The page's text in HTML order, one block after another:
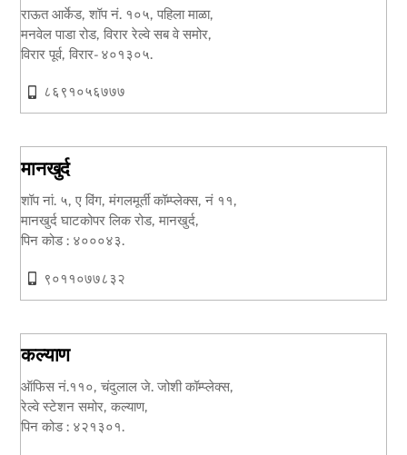
राऊत आर्केड, शॉप नं. १०५, पहिला माळा,
मनवेल पाडा रोड, विरार रेल्वे सब वे समोर,
विरार पूर्व, विरार- ४०१३०५.
८६९१०५६७७७
मानखुर्द
शॉप नां. ५, ए विंग, मंगलमूर्ती कॉम्प्लेक्स, नं ११,
मानखुर्द घाटकोपर लिक रोड, मानखुर्द,
पिन कोड : ४०००४३.
९०११०७७८३२
कल्याण
ऑफिस नं.११०, चंदुलाल जे. जोशी कॉम्प्लेक्स,
रेल्वे स्टेशन समोर, कल्याण,
पिन कोड : ४२१३०१.